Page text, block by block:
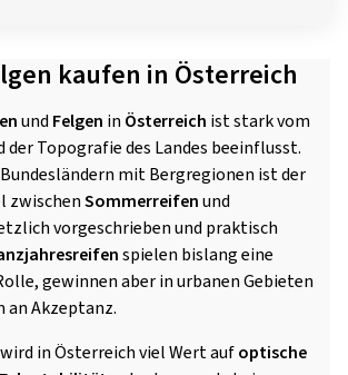
kaufen in Österreich
und Felgen in Österreich ist stark vom
Topografie des Landes beeinflusst.
mit Bergregionen ist der
zwischenSommerreifenund
vorgeschrieben und praktisch
spielen bislang eine
gewinnen aber in urbanen Gebieten
an Akzeptanz.
in Österreich viel Wert aufoptische